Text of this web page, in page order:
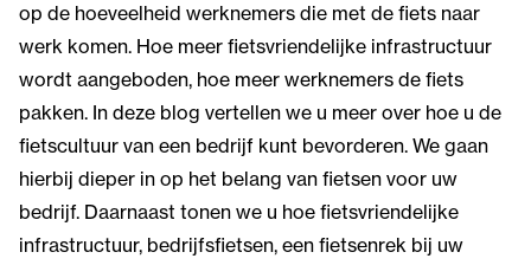
op de hoeveelheid werknemers die met de fiets naar
werk komen. Hoe meer fietsvriendelijke infrastructuur
wordt aangeboden, hoe meer werknemers de fiets
pakken. In deze blog vertellen we u meer over hoe u de
fietscultuur van een bedrijf kunt bevorderen. We gaan
hierbij dieper in op het belang van fietsen voor uw
bedrijf. Daarnaast tonen we u hoe fietsvriendelijke
infrastructuur, bedrijfsfietsen, een fietsenrek bij uw